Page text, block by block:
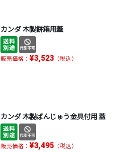
カンダ 木製餅箱用蓋
販売価格： ¥3,523（税込）
カンダ 木製ばんじゅう金具付用 蓋
販売価格： ¥3,495（税込）